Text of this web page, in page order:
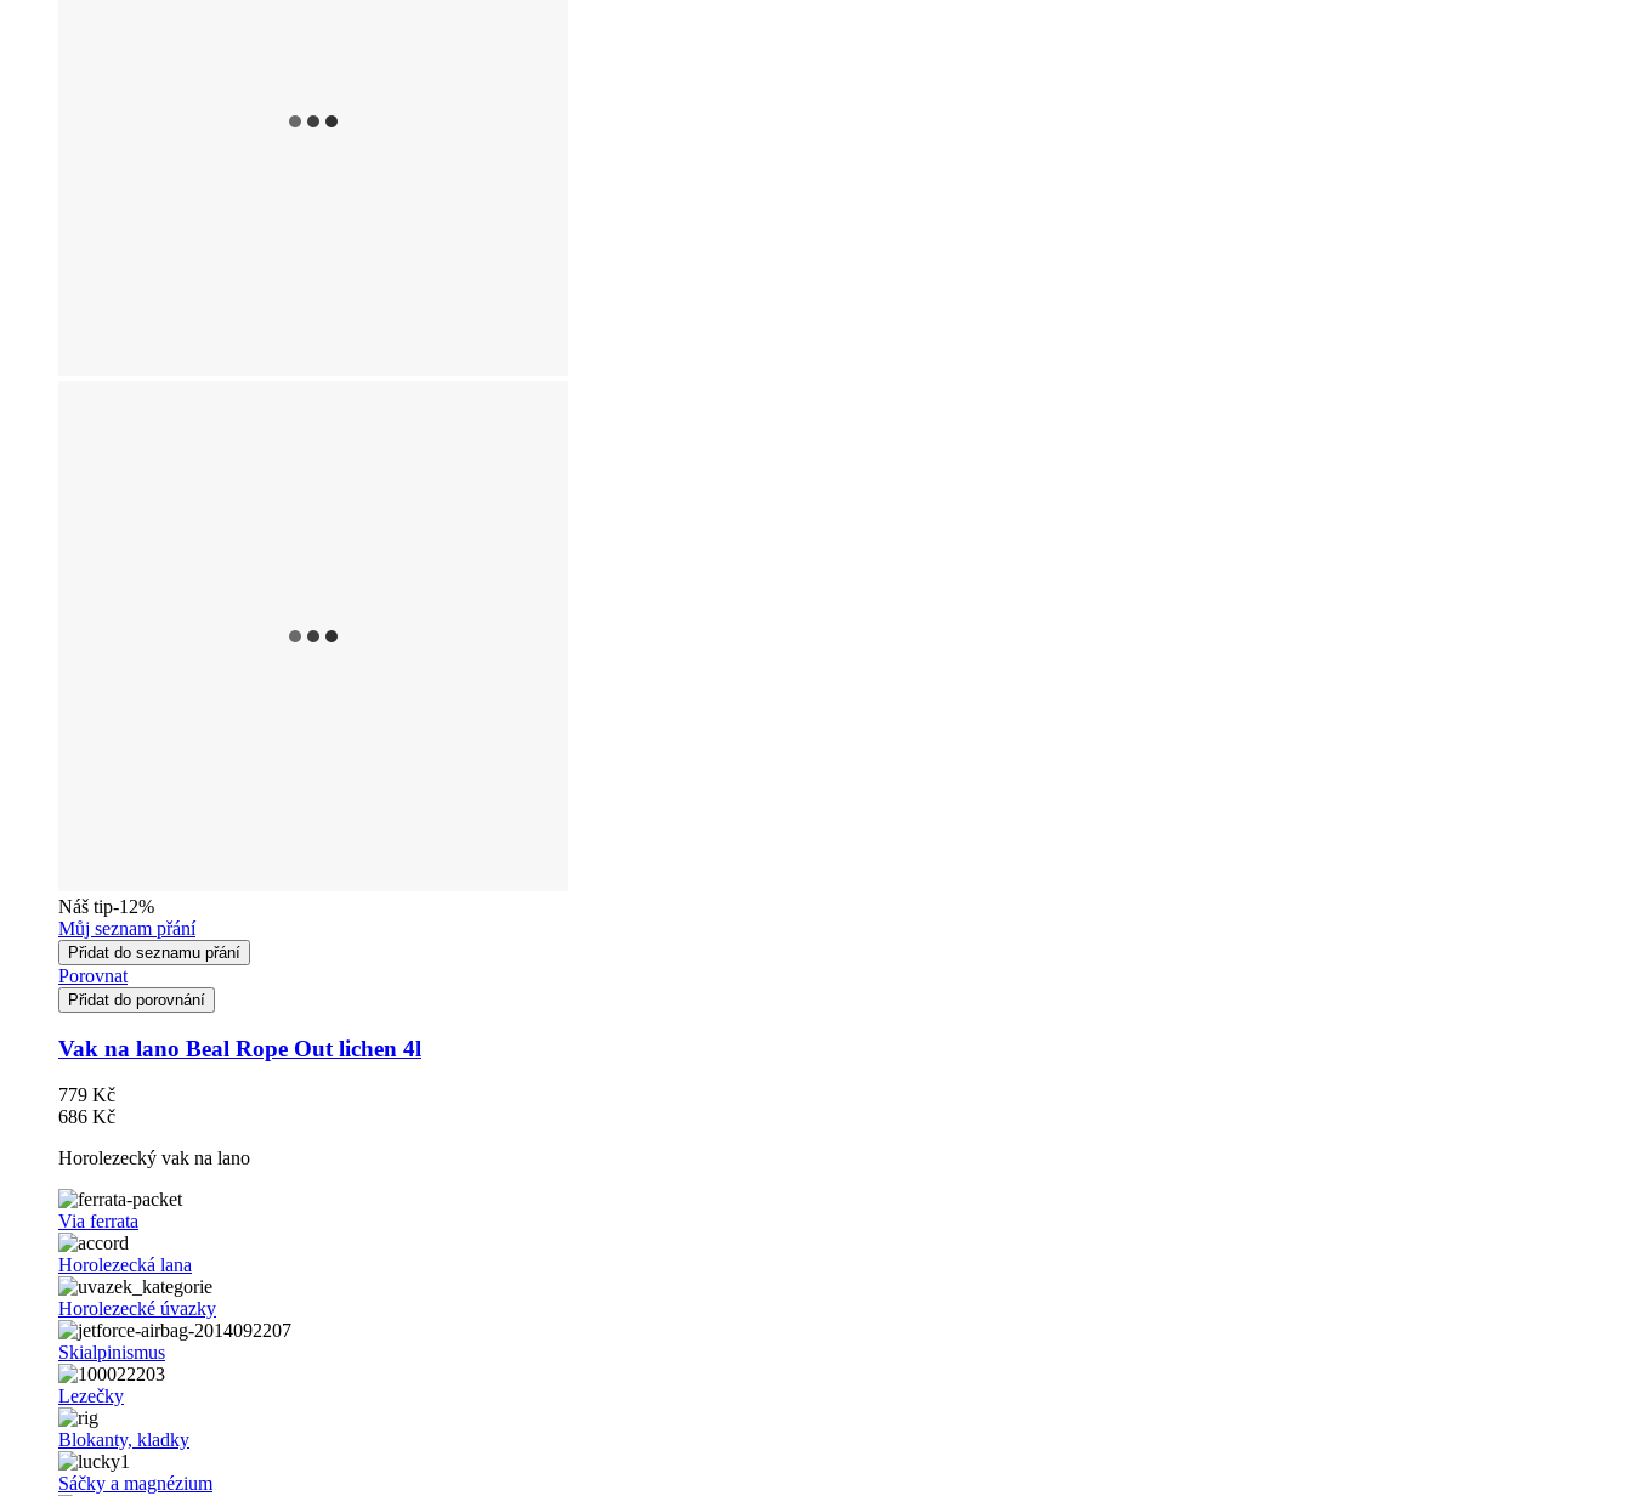
Náš tip-12%
Můj seznam přání
Přidat do seznamu přání
Porovnat
Přidat do porovnání
Vak na lano Beal Rope Out lichen 4l
779 Kč
686 Kč
Horolezecký vak na lano
Via ferrata
Horolezecká lana
Horolezecké úvazky
Skialpinismus
Lezečky
Blokanty, kladky
Sáčky a magnézium